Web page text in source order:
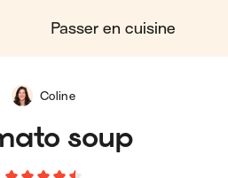
Passer en cuisine
soup
Coline